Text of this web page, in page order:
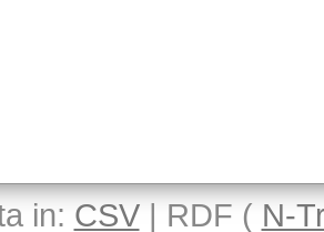
in: CSV| RDF ( N-